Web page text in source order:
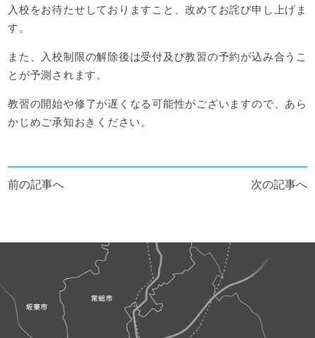
入校をお待たせしておりますこと、改めてお詫び申し上げま
す。
また、入校制限の解除後は受付及び教習の予約が込み合うこ
とが予測されます。
教習の開始や修了が遅くなる可能性がございますので、あら
かじめご承知おきください。
投
稿
シ
ョ
ン
前の記事へ 次の記事へ